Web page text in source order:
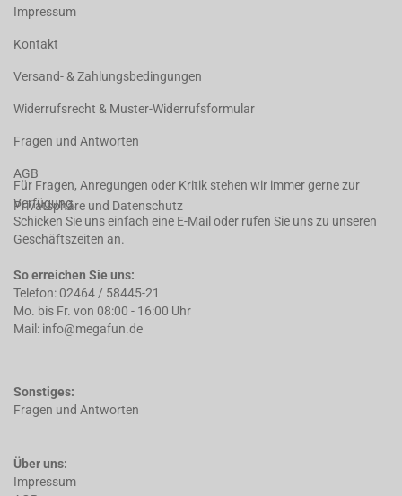
Impressum
Kontakt
Versand- & Zahlungsbedingungen
Widerrufsrecht & Muster-Widerrufsformular
Fragen und Antworten
AGB
Privatsphäre und Datenschutz
Für Fragen, Anregungen oder Kritik stehen wir immer gerne zur
Verfügung.
Schicken Sie uns einfach eine E-Mail oder rufen Sie uns zu unseren
Geschäftszeiten an.
So erreichen Sie uns:
Telefon: 02464 / 58445-21
Mo. bis Fr. von 08:00 - 16:00 Uhr
Mail: info@megafun.de
Sonstiges:
Fragen und Antworten
Über uns:
Impressum